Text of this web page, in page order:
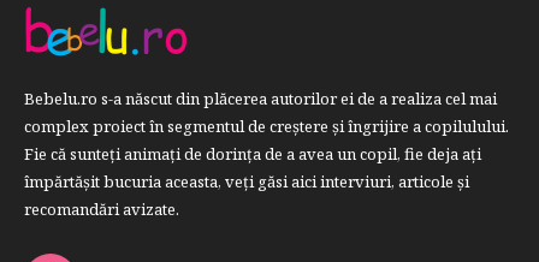
Bebelu.ro s-a născut din plăcerea autorilor ei de a realiza cel mai
complex proiect în segmentul de creştere şi îngrijire a copilulului.
Fie că sunteţi animaţi de dorinţa de a avea un copil, fie deja aţi
împărtăşit bucuria aceasta, veți găsi aici interviuri, articole şi
recomandări avizate.